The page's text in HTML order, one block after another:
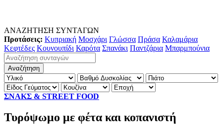
ΑΝΑΖΗΤΗΣΗ ΣΥΝΤΑΓΩΝ
Προτάσεις: Κυπριακή Μοσχάρι Γλώσσα Πράσα Καλαμάρια
Κεφτέδες Κουνουπίδι Καρότα Σπανάκι Παντζάρια Μπαρμπούνια
ΣΝΑΚΣ & STREET FOOD
Τυρόψωμο με φέτα και κοπανιστή